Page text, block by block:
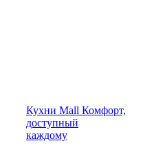
Кухни Mall Комфорт,
доступный
каждому